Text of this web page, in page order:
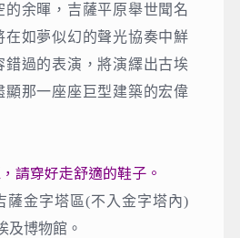
的余暉，吉薩平原舉世聞名
在如夢似幻的聲光協奏中鮮
錯過的表演，將演繹出古埃
顯那一座座巨型建築的宏偉
請穿好走舒適的鞋子。
金字塔區(不入金字塔內)
及博物館。